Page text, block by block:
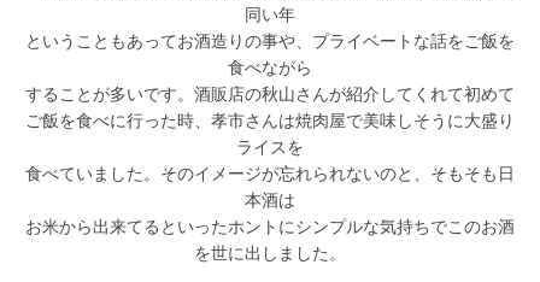
同い年
ということもあってお酒造りの事や、プライベートな話をご飯を
食べながら
することが多いです。酒販店の秋山さんが紹介してくれて初めて
ご飯を食べに行った時、孝市さんは焼肉屋で美味しそうに大盛り
ライスを
食べていました。そのイメージが忘れられないのと、そもそも日
本酒は
お米から出来てるといったホントにシンプルな気持ちでこのお酒
を世に出しました。